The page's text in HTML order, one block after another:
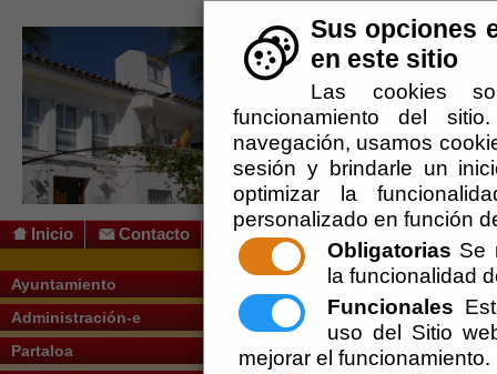
Sus opciones
en este sitio
Las cookies
funcionamiento del
navegación, usamos
sesión y brindarle un
optimizar la
personalizado en función
Obligatorias Se
la funcionalidad
Funcionales
uso del Sitio
mejorar el funcionamiento.
Inicio Contacto
Ayuntamiento
Administración-e
Partaloa
Usted se encuentra aquí:Inicio // Tablón